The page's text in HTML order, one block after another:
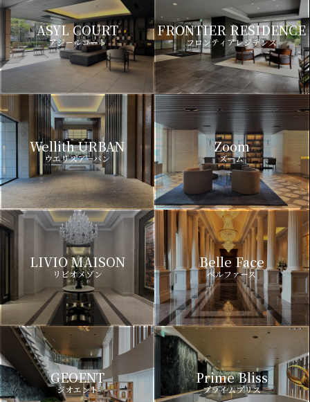
ASYL COURT
アジールコート
FRONTIER RESIDENCE
フロンティアレジデンス
Wellith URBAN
ウエリスアーバン
Zoom
ズーム
LIVIO MAISON
リビオメゾン
Belle Face
ベルファース
GEOENT
ジオエント
Prime Bliss
プライムブリス